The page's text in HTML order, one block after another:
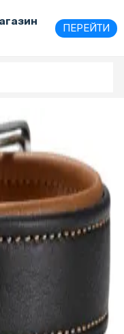
ПЕРЕЙТИ